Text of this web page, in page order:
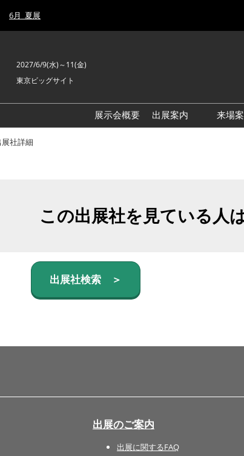
6月_夏展
2027/6/9(水)～11(金)
東京ビッグサイト
展示会概要
出展案内
国際 ヘルス＆ビ
ッズ EXPO
来場
展社詳細
この出展社を見ている人
出展社検索 ＞
出展のご案内
出展に関するFAQ